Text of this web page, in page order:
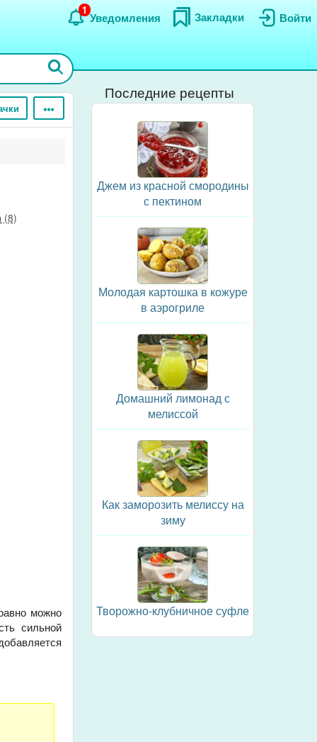
Войти
Закладки
Уведомления
1
(8)
можно
сильной
Последние рецепты
Джем из красной смородины
с пектином
Молодая картошка в кожуре
в аэрогриле
Домашний лимонад с
мелиссой
Как заморозить мелиссу на
зиму
Творожно-клубничное суфле